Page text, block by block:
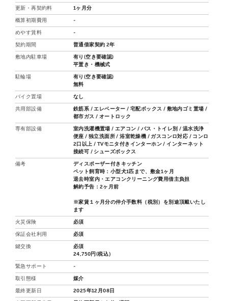
更新・再契約料 1ヶ月分
概算初期費用 -
めやす賃料 -
契約期間 普通借家契約 2年
敷地内駐車場
有り(空き要確認)
平置き・機械式
駐輪場
有り(空き要確認)
無料
バイク置場 なし
共用部設備
鉄筋系 / エレベーター / 宅配ボックス / 敷地内ゴミ置場 /
都市ガス / オートロック
専有部設備
室内洗濯機置場 / エアコン / バス・トイレ別 / 温水洗浄
便座 / 独立洗面所 / 浴室乾燥機 / ガスコンロ対応 / コンロ
2口以上 / TVモニタ付きインターホン / インターネット
接続可 / シューズボックス
備考
ディスポーザー付きキッチン
ペット飼育時：小型犬1匹まで、敷金1ヶ月
退去時室内・エアコンクリーニング費用借主負担
解約予告：2ヶ月前
※家賃１ヶ月分の仲介手数料（税別）を別途頂戴いたし
ます
火災保険 必須
保証会社利用 必須
鍵交換
必須
24,750円(税込）
緊急サポート -
取引態様 媒介
最終更新日 2025年12月08日